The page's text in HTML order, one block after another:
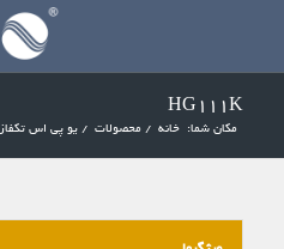
HG111K
مکان شما: خانه / محصولات / یو پی اس تکفاز